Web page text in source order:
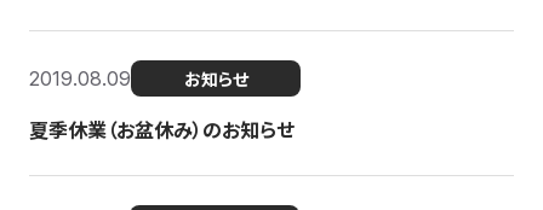
2019.08.09 お知らせ
夏季休業（お盆休み）のお知らせ